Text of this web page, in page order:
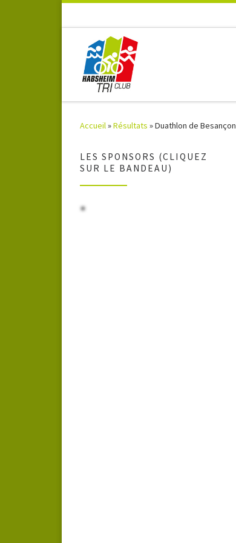
Accueil»Résultats »Duathlon de Besançon
LES SPONSORS (CLIQUEZ
SUR LE BANDEAU)